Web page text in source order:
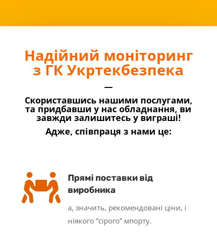
Надійний моніторинг
з ГК Укртекбезпека
—
Скориставшись нашими послугами,
та придбавши у нас обладнання, ви
завжди залишитесь у виграші!
Адже, співпраця з нами це:

Прямі поставки від
виробника
а, значить, рекомендовані ціни, і
ніякого “сірого” мпорту.